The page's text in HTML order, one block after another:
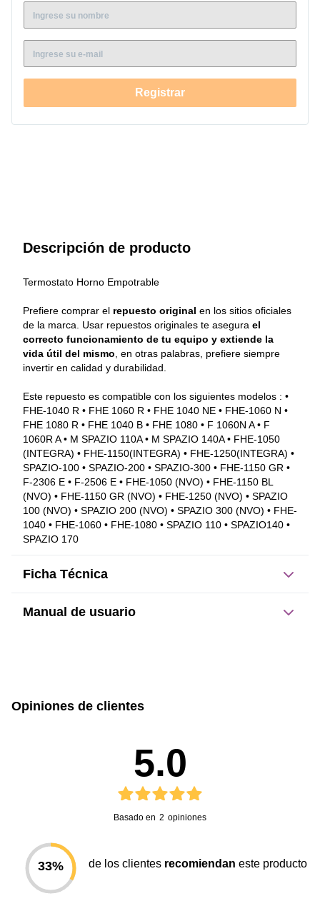
300 (NVO) • FHE-1040 • FHE-1060 • FHE-1080 • SPAZIO 110 •
SPAZIO140 • SPAZIO 170
Registrar
Descripción de producto
Termostato Horno Empotrable
Prefiere comprar el repuesto original en los sitios oficiales
de la marca. Usar repuestos originales te asegura el
correcto funcionamiento de tu equipo y extiende la
vida útil del mismo , en otras palabras, prefiere siempre
invertir en calidad y durabilidad.
Este repuesto es compatible con los siguientes modelos : •
FHE-1040 R • FHE 1060 R • FHE 1040 NE • FHE-1060 N •
FHE 1080 R • FHE 1040 B • FHE 1080 • F 1060N A • F
1060R A • M SPAZIO 110A • M SPAZIO 140A • FHE-1050
(INTEGRA) • FHE-1150(INTEGRA) • FHE-1250(INTEGRA) •
SPAZIO-100 • SPAZIO-200 • SPAZIO-300 • FHE-1150 GR •
F-2306 E • F-2506 E • FHE-1050 (NVO) • FHE-1150 BL
(NVO) • FHE-1150 GR (NVO) • FHE-1250 (NVO) • SPAZIO
100 (NVO) • SPAZIO 200 (NVO) • SPAZIO 300 (NVO) • FHE-
1040 • FHE-1060 • FHE-1080 • SPAZIO 110 • SPAZIO140 •
SPAZIO 170
Ficha Técnica
Manual de usuario
Opiniones de clientes
5.0
Basado en 2 opiniones
33% de los clientesrecomiendan este producto